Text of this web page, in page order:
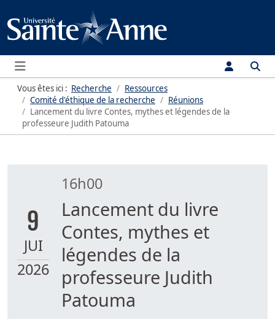
Menu
Vous êtes ici : Recherche
Ressources
Comité d'éthique de la recherche
Réunions
Lancement du livre Contes, mythes et légendes de la
professeure Judith Patouma
9
JUI
2026
16h00
Lancement du livre
Contes, mythes et
légendes de la
professeure Judith
Patouma